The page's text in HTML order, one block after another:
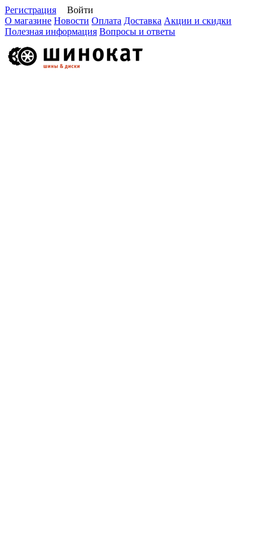
Регистрация
Войти
О магазине Новости Оплата Доставка Акции и скидки
Полезная информация Вопросы и ответы